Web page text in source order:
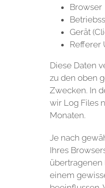
Browser
Gerät
Refferer
Diese Daten
zu den oben
Zwecken. In
wir Log Files
Monaten.
Je nach
Ihres
übertragenen
einem